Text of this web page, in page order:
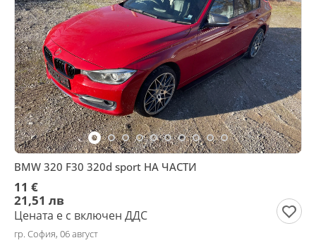
BMW 320 F30 320d sport НА ЧАСТИ
11 €
21,51 лв
Цената е с включен ДДС
гр. София, 06 август